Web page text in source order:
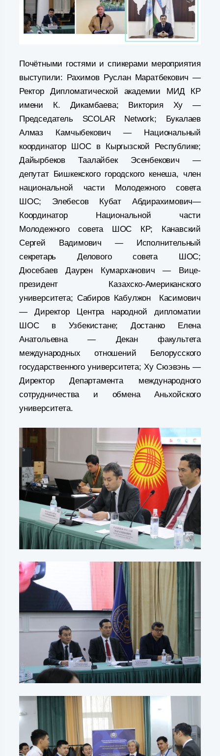
Почётными гостями и спикерами мероприятия
выступили: Рахимов Руслан Маратбекович —
Ректор Дипломатической академии МИД КР
имени К. Дикамбаева; Виктория Ху —
Председатель SCOLAR Network; Букалаев
Алмаз Камчыбекович — Национальный
координатор ШОС в Кыргызской Республике;
Дайырбеков Таалайбек Эсенбекович —
депутат Бишкекского городского кенеша, член
национальной части Молодежного совета
ШОС; Элебесов Кубат Абдирахимович—
Координатор Национальной части
Молодежного совета ШОС КР; Канавский
Сергей Вадимович — Исполнительный
секретарь Делового совета ШОС;
Дюсебаев Даурен Кумарханович — Вице-
президент Казахско-Американского
университета; Сабиров Кабулжон Касимович
— Директор Центра народной дипломатии
ШОС в Узбекистане; Достанко Елена
Анатольевна — Декан факультета
международных отношений Белорусского
государственного университета; Ху Сюэвэнь —
Директор Департамента международного
сотрудничества и обмена Аньхойского
университета.